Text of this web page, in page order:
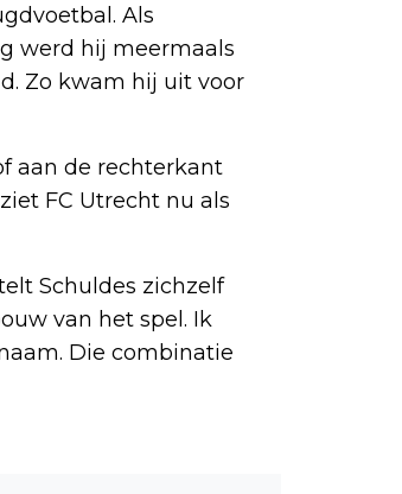
Als
werd hij meermaals
Zo kwam hij uit voor
aan de rechterkant
FC Utrecht nu als
Schuldes zichzelf
van het spel. Ik
Die combinatie